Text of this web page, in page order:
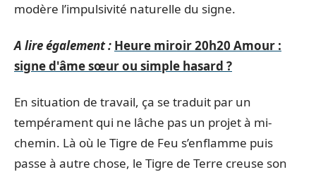
modère l’impulsivité naturelle du signe.
A lire également : Heure miroir 20h20 Amour :
signe d'âme sœur ou simple hasard ?
En situation de travail, ça se traduit par un
tempérament qui ne lâche pas un projet à mi-
chemin. Là où le Tigre de Feu s’enflamme puis
passe à autre chose, le Tigre de Terre creuse son